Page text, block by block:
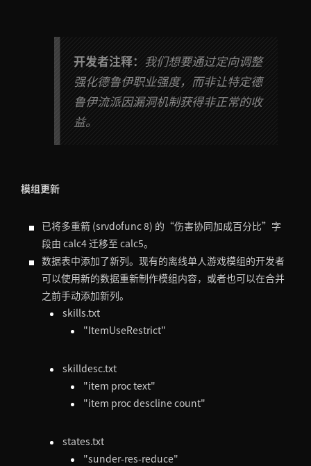
开发者注释： 我们想要通过定向调整
强化德鲁伊职业强度，而非让特定德
鲁伊流派因漏洞机制获得非正常的收
益。
模组更新
已将多重箭 (srvdofunc 8) 的“伤害协同加成百分比”字
段由 calc4 迁移至 calc5。
数据表中添加了新列。现有的离线单人游戏模组的开发者
可以使用新的数据重新制作模组内容，或者也可以在合并
之前手动添加新列。
skills.txt
"ItemUseRestrict"
skilldesc.txt
"item proc text"
"item proc descline count"
states.txt
"sunder-res-reduce"